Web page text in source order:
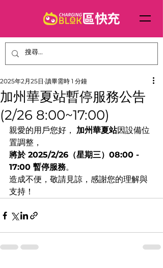
加州華夏站暫停服務公告
(2/26 8:00~17:00)
2025年2月25日 讀畢需時 1 分鐘
親愛的用戶您好， 加州華夏站因設備位
置調整，
將於 2025/2/26（星期三）08:00 -
17:00 暫停服務。
造成不便，敬請見諒，感謝您的理解與
支持！